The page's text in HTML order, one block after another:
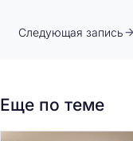
Следующая запись
Еще по теме